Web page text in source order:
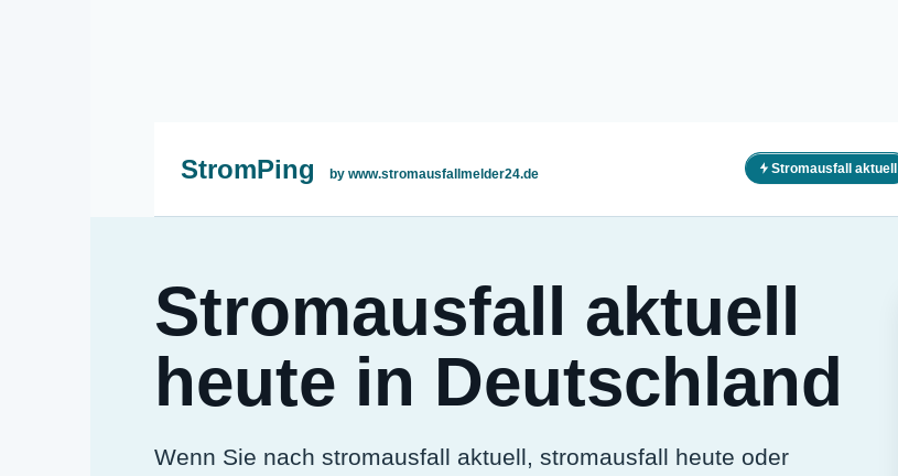
StromPing by www.stromausfallmelder24.de Stromausfall aktuell
Stromausfall aktuell
heute in Deutschland
Wenn Sie nach stromausfall aktuell, stromausfall heute oder